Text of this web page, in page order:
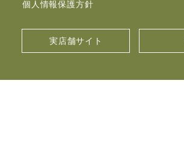
個人情報保護方針
実店舗サイト